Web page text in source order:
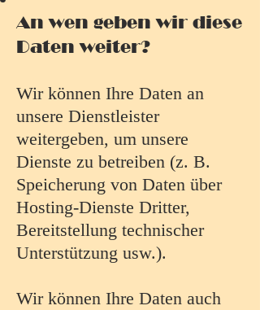
An wen geben wir diese
Daten weiter?
Wir können Ihre Daten an
unsere Dienstleister
weitergeben, um unsere
Dienste zu betreiben (z. B.
Speicherung von Daten über
Hosting-Dienste Dritter,
Bereitstellung technischer
Unterstützung usw.).
Wir können Ihre Daten auch